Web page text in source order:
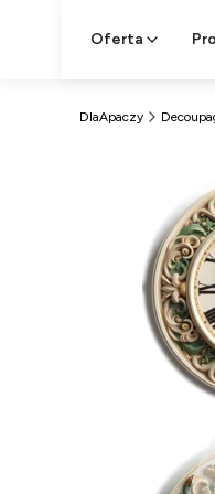
Oferta
DlaApaczy